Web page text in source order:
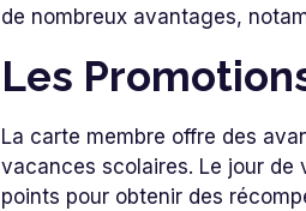
de nombreux avantages,
Les
La carte membre offre des
vacances scolaires. Le jour
points pour obtenir des